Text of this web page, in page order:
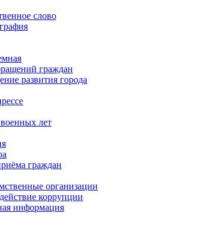
слово
граждан
развития города
лет
граждан
организации
коррупции
информация